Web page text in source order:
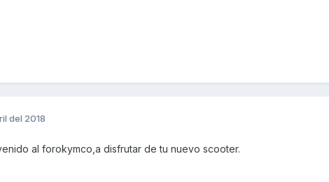
del 2018
al forokymco,a disfrutar de tu nuevo scooter.